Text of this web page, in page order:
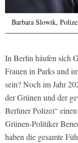
Barbara Slowik,
In Berlin häufen sich
Frauen in Parks und
sein? Noch im Jahr
der Grünen und der
Berliner Polizei“
Grünen-Politiker
haben die gesamte